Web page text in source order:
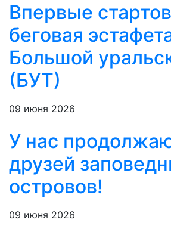
Впервые
беговая
Большой
(БУТ)
09 июня 2026
У нас
друзей
островов!
09 июня 2026